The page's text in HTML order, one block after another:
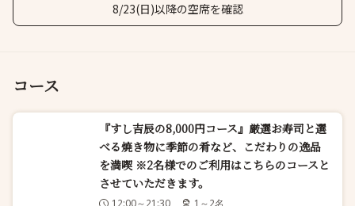
8/23(日)以降の空席を確認
コース
『すし吉辰の8,000円コース』厳選お寿司と選
べる焼き物に季節の肴など、こだわりの逸品
を満喫 ※2名様でのご利用はこちらのコースと
させていただきます。
12:00～21:30 1～2名